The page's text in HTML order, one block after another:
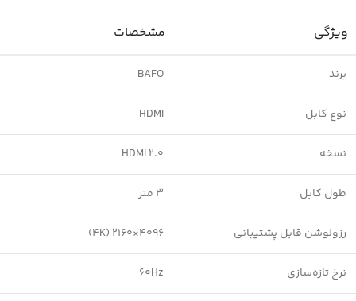
ویژگی مشخصات
برند BAFO
نوع کابل HDMI
نسخه HDMI 2.0
طول کابل 3 متر
رزولوشن قابل پشتیبانی 4096×2160 (4K)
نرخ تازه‌سازی 60Hz